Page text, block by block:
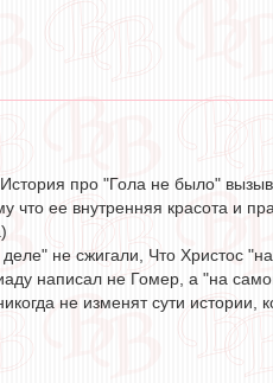
про "Гола не было"
что ее внутренняя красота и
не сжигали, Что Христос
написал не Гомер, а "на
не изменят сути истории,